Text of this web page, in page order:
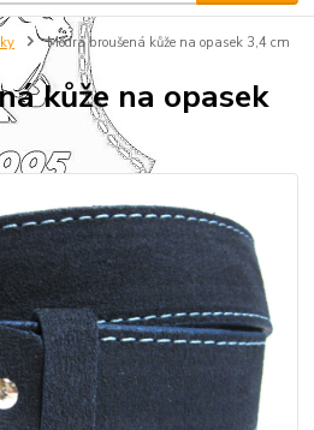
Modrá broušená kůže na opasek 3,4 cm
kůže na opasek